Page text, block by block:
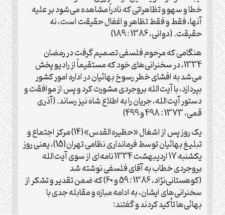
خطا و سهو و تظاهراتی که نادراً مشاهده می‌شود بر علیه
آنها، فقط و فقط تظاهر و اغفال حقیقت است، نه
حقیقت. (دوانی، 1386 : 189)
هنگامی که مرحوم فلسفی تصمیم گرفت در رمضان
1334، در سخنرانی‌های خود که مستقیماً از رادیو پخش
می‌شد به افشای خطر رسوخ بهائیان در اداره امور کشور
بپردازد، با آیت‌الله بروجردی مشورت کرد و پس از موافقت و
دستور آیت‌الله، جریان را به اطلاع شاه نیز رساند. (آذری
قمی، 1373 : 498 و 499)
یک روز پس از اشغال «حظیره‌القدس»(14) مرکز اجتماع و
تبلیغ بهائیان توسط فرمانداری نظامی تهران(15)، یعنی روز
یکشنبه 17 اردیبهشت 1334 نامه‌ای از سوی آیت‌الله
بروجردی خطاب به آقای فلسفی نوشته شد
(کوهستانی‌نژاد، 1386 : 59 و 60) که ضمن تقدیر و تشکر از
سخنرانی‌های ایشان، به ادامه مبازه و مقابله جدی با
بهائی‌ها تأکید کردند و گفتند: